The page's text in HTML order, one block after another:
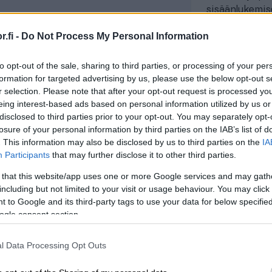
- Do Not Process My Personal Information
opt-out of the sale, sharing to third parties, or processing of your
for targeted advertising by us, please use the below opt-out
selection. Please note that after your opt-out request is processed
interest-based ads based on personal information utilized by us
to third parties prior to your opt-out. You may separately
of your personal information by third parties on the IAB’s list of
This information may also be disclosed by us to third parties on the
Participants that may further disclose it to other third parties.
that this website/app uses one or more Google services and may
but not limited to your visit or usage behaviour. You may
to Google and its third-party tags to use your data for below
consent section.
Data Processing Opt Outs
eri työntekijäryhmille
työaikakirjanpitoa halutaan
Promid on jatkuvasti
– nyt myös Android- ja iOS-
mobiililaitteen lisäksi leimata
Promidilla on kokemusta
Alkaen
Tutustu
täällä.
Finago